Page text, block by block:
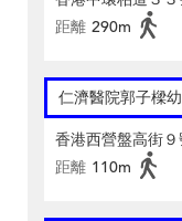
距離 290m
仁濟醫院郭子樑
香港西營盤高街９
距離 110m